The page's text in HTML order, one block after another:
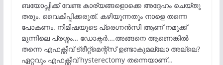
ബയോപ്സിക്ക് വേണ്ട കാര്യങ്ങളൊക്കെ അദ്ദേഹം ചെയ്തു
തരും. വൈകിപ്പിക്കരുത്. കഴിയുന്നതും നാളെ തന്നെ
പോകണം. നിമിഷയുടെ പ്രെഗ്നൻസി ആണ് നമുക്ക്
മുന്നിലെ പ്രശ്നം… ഡോക്ടർ….അങ്ങനെ ആണെങ്കിൽ
തന്നെ എഫക്റ്റീവ് ട്രീറ്റ്മെന്റ്സ് ഉണ്ടാകുമല്ലോ അല്ലെ?
ഏറ്റവും എഫക്റ്റീവ് hysterectomy തന്നെയാണ്…